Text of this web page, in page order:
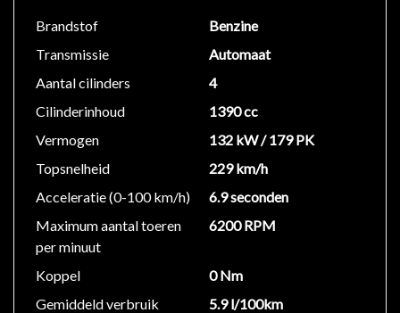
Brandstof
Benzine
Transmissie
Automaat
Aantal cilinders
4
Cilinderinhoud
1390 cc
Vermogen
132 kW / 179 PK
Topsnelheid
229 km/h
Acceleratie (0-100 km/h)
6.9 seconden
Maximum aantal toeren
per minuut
6200 RPM
Koppel
0 Nm
Gemiddeld verbruik
5.9 l/100km